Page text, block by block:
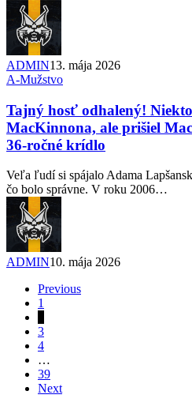
ADMIN13. mája 2026
A-Mužstvo
Tajný hosť odhalený!
MacKinnona, ale prišiel
36-ročné krídlo
Veľa ľudí si spájalo Adama
čo bolo správne. V roku 2006…
ADMIN10. mája 2026
Previous
1
3
4
…
39
Next